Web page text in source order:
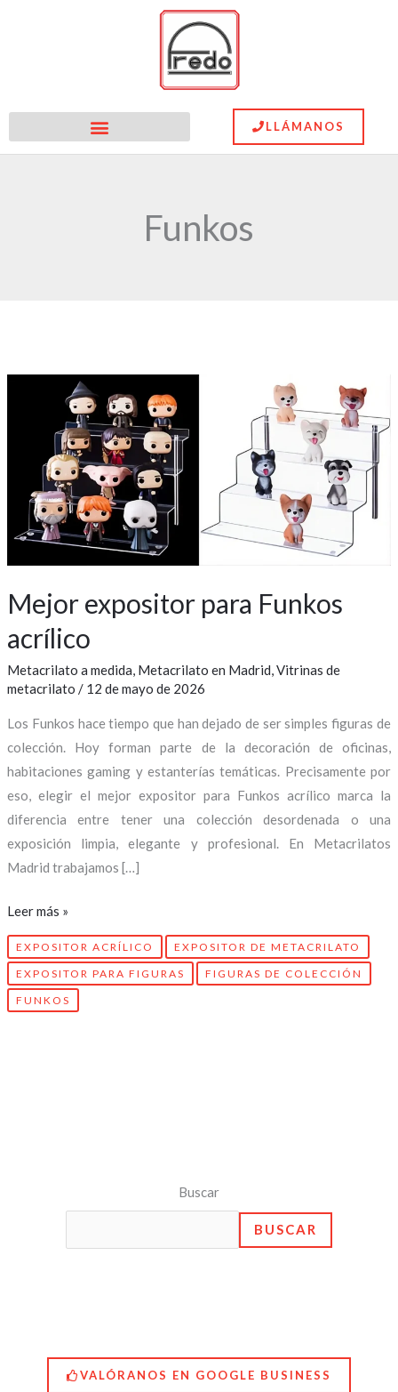
LLÁMANOS
Funkos
Mejor expositor para Funkos
acrílico
Metacrilato a medida, Metacrilato en Madrid,Vitrinas de
metacrilato / 12 de mayo de 2026
Los Funkos hace tiempo que han dejado de ser simples figuras de
colección. Hoy forman parte de la decoración de oficinas,
habitaciones gaming y estanterías temáticas. Precisamente por
eso, elegir el mejor expositor para Funkos acrílico marca la
diferencia entre tener una colección desordenada o una
exposición limpia, elegante y profesional. En Metacrilatos
Madrid trabajamos […]
Funkos
acrílico
Leer más »
EXPOSITOR ACRÍLICO
EXPOSITOR DE METACRILATO
EXPOSITOR PARA FIGURAS
FIGURAS DE COLECCIÓN
FUNKOS
Buscar
BUSCAR
VALÓRANOS EN GOOGLE BUSINESS